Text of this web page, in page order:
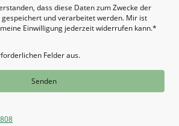
dass diese Daten zum Zwecke der
und verarbeitet werden. Mir ist
Einwilligung jederzeit widerrufen kann.*
Felder aus.
Senden